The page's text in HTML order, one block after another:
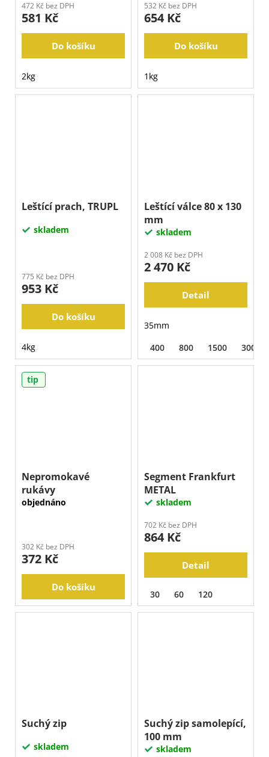
472 Kč bez DPH
581 Kč
Do košíku
2kg
532 Kč bez DPH
654 Kč
Do košíku
1kg
Leštící prach, TRUPL
skladem
775 Kč bez DPH
953 Kč
Do košíku
4kg
Leštící válce 80 x 130
mm
skladem
2 008 Kč bez DPH
2 470 Kč
Detail
35mm
400
800 1500 3000
tip
Nepromokavé
rukávy
objednáno
302 Kč bez DPH
372 Kč
Do košíku
Segment Frankfurt
METAL
skladem
702 Kč bez DPH
864 Kč
Detail
30 60 120
Suchý zip
skladem
Suchý zip samolepící,
100 mm
skladem